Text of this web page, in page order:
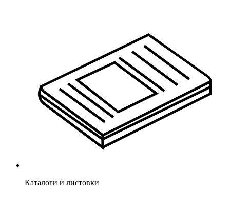
Каталоги и листовки